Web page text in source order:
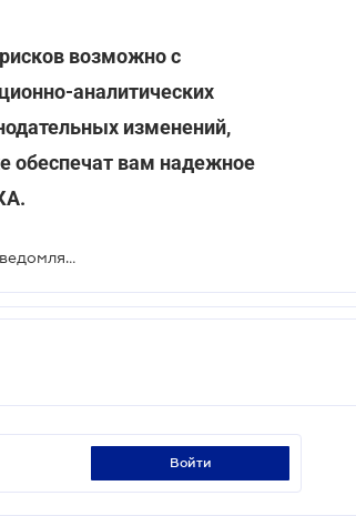
возможно с
аналитических
изменений,
обеспечат вам надежное
О намерении выполнения строительных работ нужно уведомлять Гоструда
войти